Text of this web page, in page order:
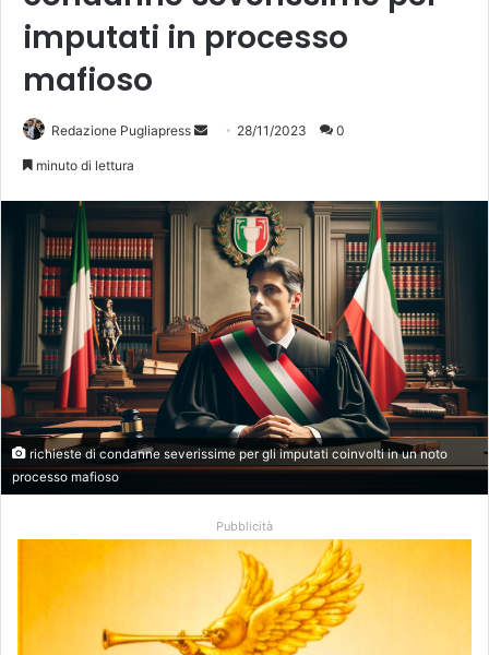
imputati in processo
mafioso
Redazione Pugliapress
Invia 28/11/2023 0
minuto di lettura
richieste di condanne severissime per gli imputati coinvolti in un noto
processo mafioso
Pubblicità